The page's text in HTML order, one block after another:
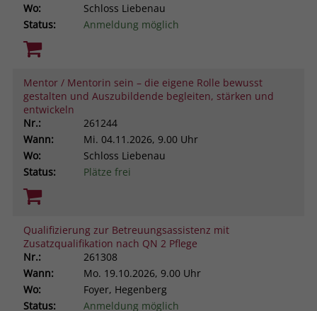
Wo:
Schloss Liebenau
Status:
Anmeldung möglich
Mentor / Mentorin sein – die eigene Rolle bewusst
gestalten und Auszubildende begleiten, stärken und
entwickeln
Nr.:
261244
Wann:
Mi. 04.11.2026, 9.00 Uhr
Wo:
Schloss Liebenau
Status:
Plätze frei
Qualifizierung zur Betreuungsassistenz mit
Zusatzqualifikation nach QN 2 Pflege
Nr.:
261308
Wann:
Mo. 19.10.2026, 9.00 Uhr
Wo:
Foyer, Hegenberg
Status:
Anmeldung möglich